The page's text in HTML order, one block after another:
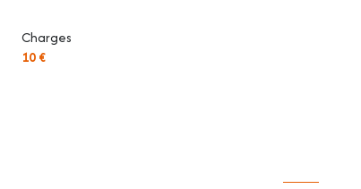
- Jardin - Parkings
Charges
10 €